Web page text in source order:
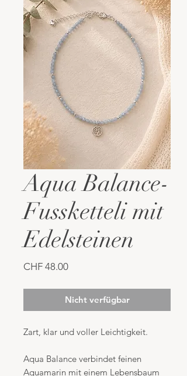
Aqua Balance-
Fussketteli mit
Edelsteinen
CHF 48.00Preis
Nicht verfügbar
Zart, klar und voller Leichtigkeit.
Aqua Balance verbindet feinen
Aquamarin mit einem Lebensbaum